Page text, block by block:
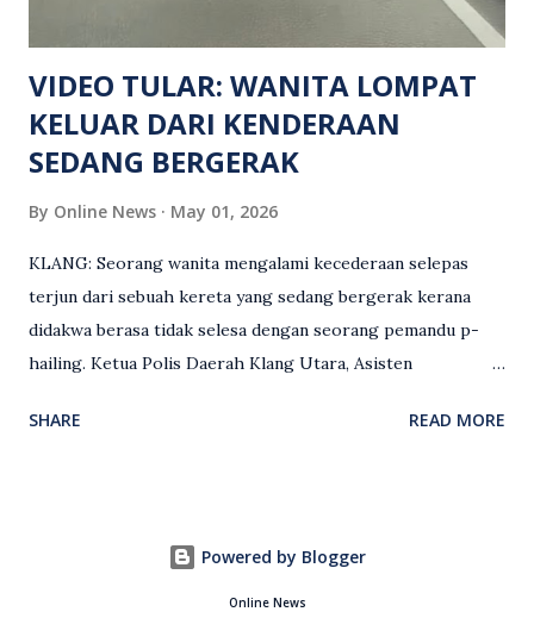
Keseksaan kerana membunuh. Orang ramai yang mempunyai
maklumat diminta t...
VIDEO TULAR: WANITA LOMPAT
KELUAR DARI KENDERAAN
SEDANG BERGERAK
By Online News May 01, 2026
KLANG: Seorang wanita mengalami kecederaan selepas
terjun dari sebuah kereta yang sedang bergerak kerana
didakwa berasa tidak selesa dengan seorang pemandu p-
hailing. Ketua Polis Daerah Klang Utara, Asisten
(2 Mei), berkata pemandu berusia 47 tahun itu telah
ketika pengadu sedang membawa dua penumpang. “Tiba-
tiba, salah seorang penumpang wanita membuka pintu
SHARE READ MORE
Powered by Blogger
Online News